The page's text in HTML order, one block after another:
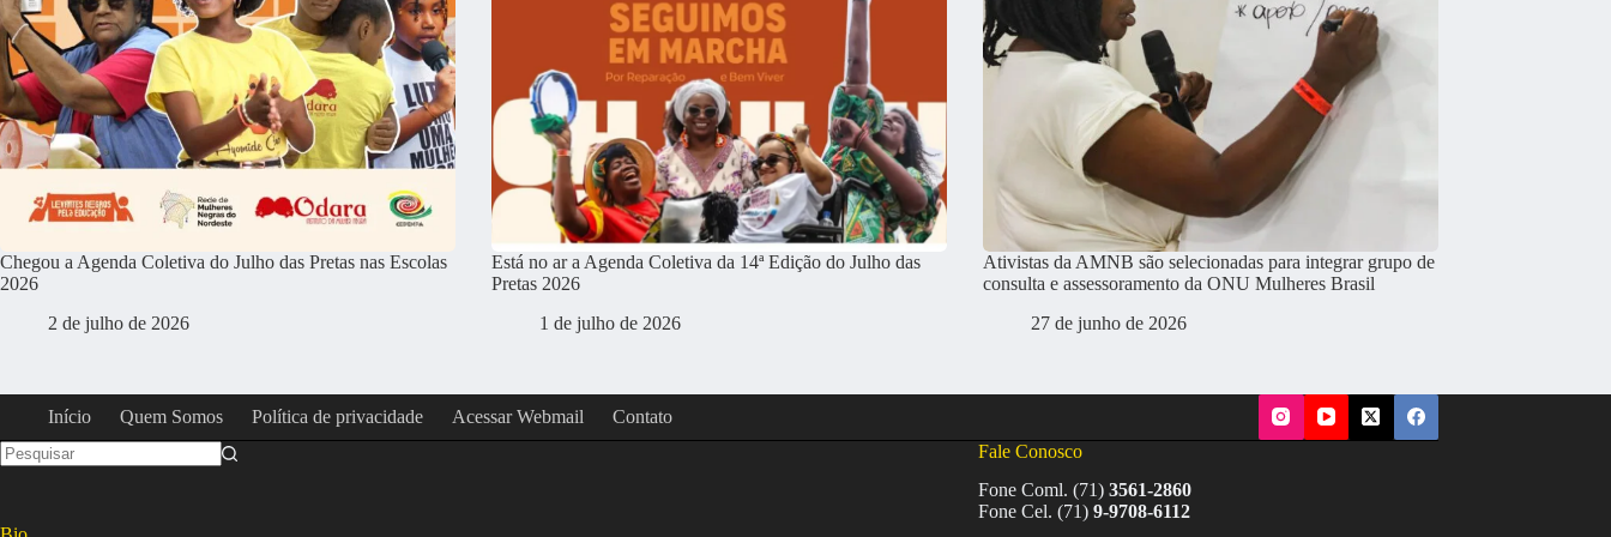
Chegou a Agenda Coletiva do Julho das Pretas nas Escolas
2026
2 de julho de 2026
Está no ar a Agenda Coletiva da 14ª Edição do Julho das
Pretas 2026
1 de julho de 2026
Ativistas da AMNB são selecionadas para integrar grupo de
consulta e assessoramento da ONU Mulheres Brasil
27 de junho de 2026
Início Quem Somos Política de privacidade Acessar Webmail Contato
Fale Conosco
Fone Coml. (71) 3561-2860
Fone Cel. (71) 9-9708-6112